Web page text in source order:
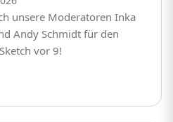
unsere Moderatoren Inka
Andy Schmidt für den
vor 9!